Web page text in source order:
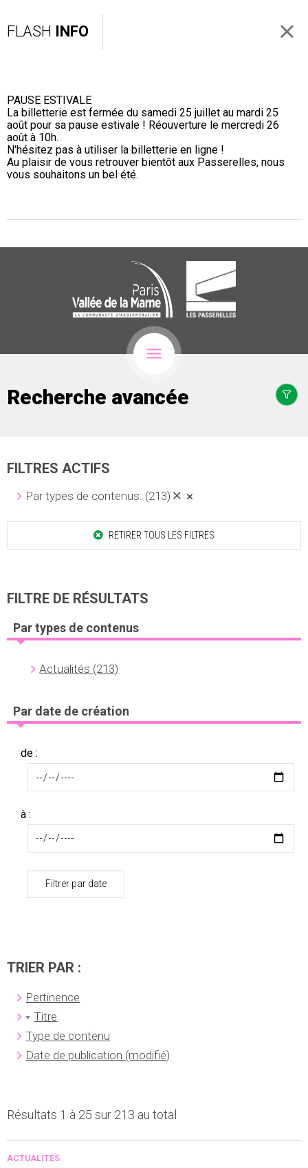
FLASH INFO
PAUSE ESTIVALE
La billetterie est fermée du samedi 25 juillet au mardi 25
août pour sa pause estivale ! Réouverture le mercredi 26
août à 10h.
N'hésitez pas à utiliser la billetterie en ligne !
Au plaisir de vous retrouver bientôt aux Passerelles, nous
vous souhaitons un bel été.
Recherche avancée
FILTRES ACTIFS
Par types de contenus: (213)
RETIRER TOUS LES FILTRES
FILTRE DE RÉSULTATS
Par types de contenus
Actualités (213)
Par date de création
de :
à :
Filtrer par date
TRIER PAR :
Pertinence
Titre
Type de contenu
Date de publication (modifié)
Résultats 1 à 25 sur 213 au total
ACTUALITÉS